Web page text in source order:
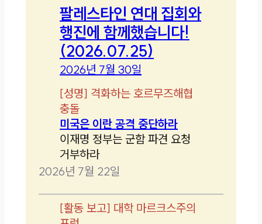
팔레스타인 연대 집회와
행진에 함께했습니다!
(2026.07.25)
2026년 7월 30일
[성명] 격화하는 호르무즈해협
충돌
미국은 이란 공격 중단하라
이재명 정부는 군함 파견 요청
거부하라
2026년 7월 22일
[활동 보고] 대학 마르크스주의